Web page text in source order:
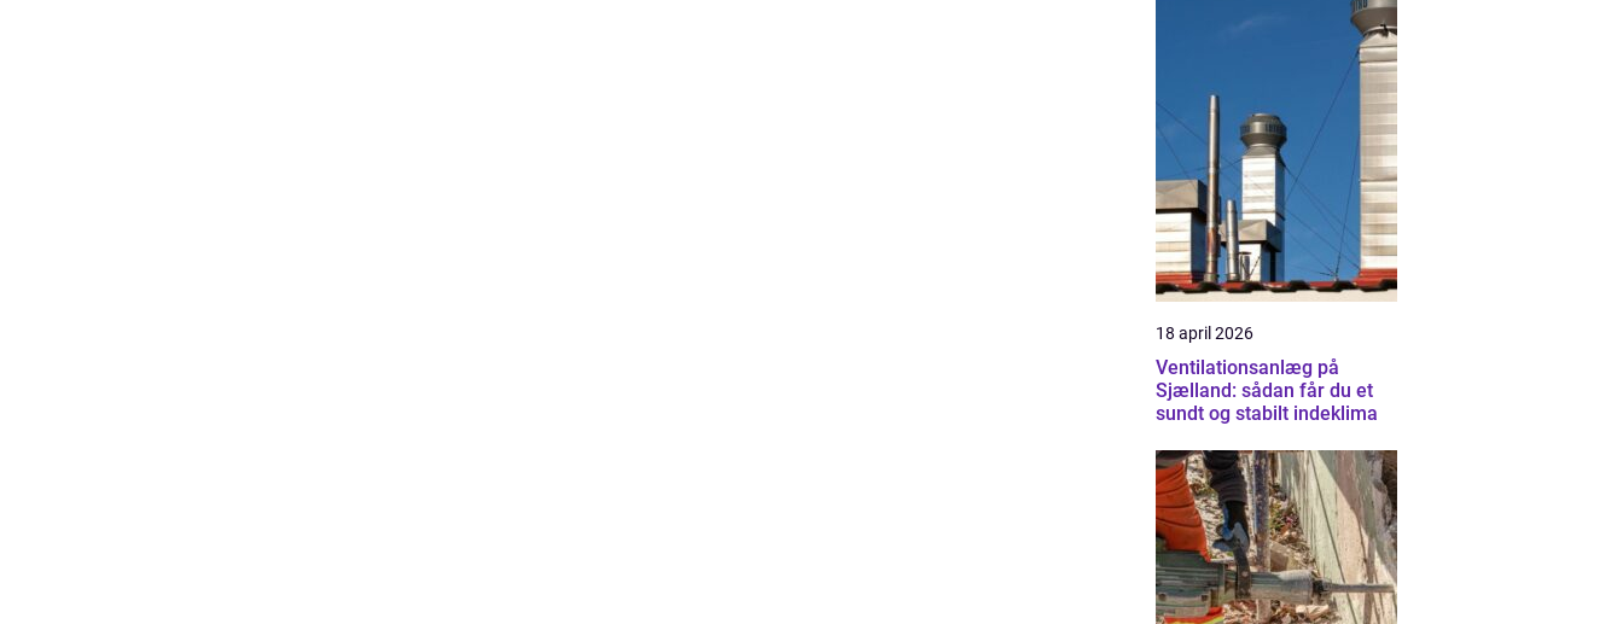
18 april 2026
Ventilationsanlæg på
Sjælland: sådan får du et
sundt og stabilt indeklima